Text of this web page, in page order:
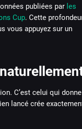
publiées par les
Cup. Cette
vous appuyez sur un
C’est celui qui donne
lancé crée